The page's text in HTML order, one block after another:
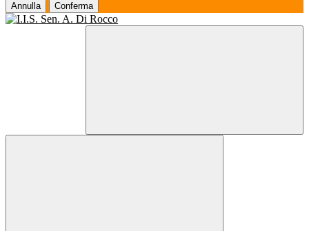
Annulla Conferma